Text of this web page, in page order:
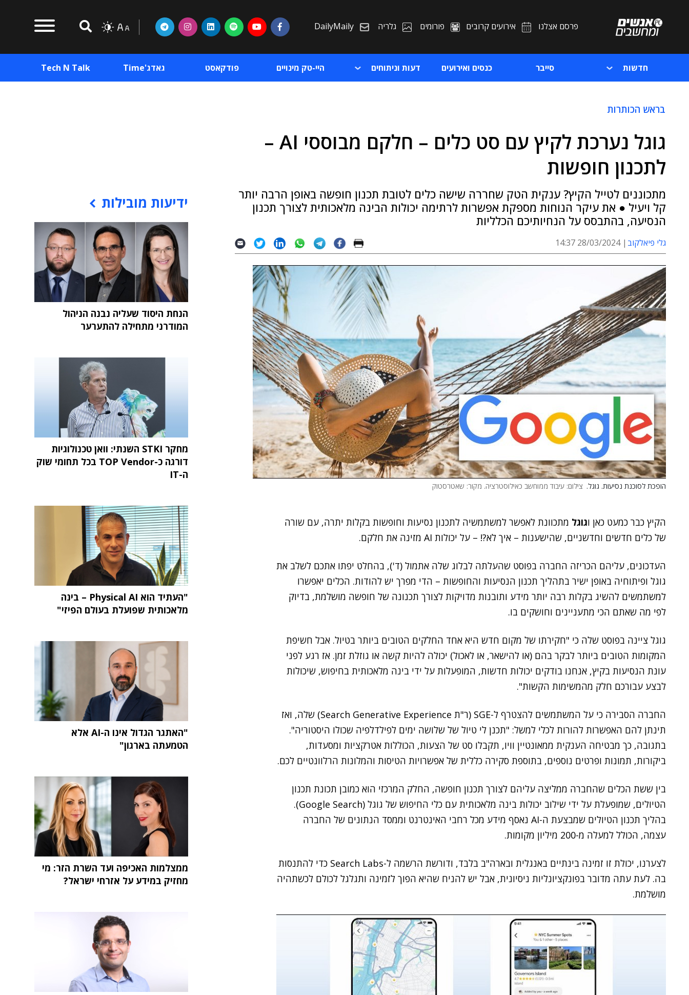
פרסם אצלנו אירועים קרובים פורומים גלריה DailyMaily
חדשות סייבר כנסים ואירועים דעות וניתוחים היי-טק מינויים פודקאסט גאדג'Time Tech N Talk
בראש הכותרות
גוגל נערכת לקיץ עם סט כלים – חלקם מבוססי AI –
לתכנון חופשות
מתכוננים לטייל הקיץ? ענקית הטק שחררה שישה כלים לטובת תכנון חופשה באופן הרבה יותר
קל ויעיל ● את עיקר הנוחות מספקת אפשרות לרתימה יכולות הבינה מלאכותית לצורך תכנון
הנסיעה, בהתבסס על הנחיותיכם הכלליות
גלי פיאלקוב 28/03/2024 14:37
הופכת לסוכנת נסיעות. גוגל. צילום: עיבוד ממוחשב כאילוסטרציה. מקור: שאטרסטוק
הקיץ כבר כמעט כאן וגוגל מתכוונת לאפשר למשתמשיה לתכנון נסיעות וחופשות בקלות יתרה, עם שורה
של כלים חדשים וחדשניים, שהישענות – איך לא?! – על יכולות AI מזינה את חלקם.
העדכונים, עליהם הכריזה החברה בפוסט שהעלתה לבלוג שלה אתמול (ד'), בהחלט יפתו אתכם לשלב את
גוגל ופיתוחיה באופן ישיר בתהליך תכנון הנסיעות והחופשות – הדי מפרך יש להודות. הכלים יאפשרו
למשתמשים להשיג בקלות רבה יותר מידע ותובנות מדויקות לצורך תכנונה של חופשה מושלמת, בדיוק
לפי מה שאתם הכי מתעניינים וחושקים בו.
גוגל ציינה בפוסט שלה כי "חקירתו של מקום חדש היא אחד החלקים הטובים ביותר בטיול. אבל חשיפת
המקומות הטובים ביותר לבקר בהם (או להישאר, או לאכול) יכולה להיות קשה או גוזלת זמן. אז רגע לפני
עונת הנסיעות בקיץ, אנחנו בודקים יכולות חדשות, המופעלות על ידי בינה מלאכותית בחיפוש, שיכולות
לבצע עבורכם חלק מהמשימות הקשות".
החברה הסבירה כי על המשתמשים להצטרף ל-SGE (ר"ת Search Generative Experience) שלה, ואז
תינתן להם האפשרות להורות לכלי למשל: "תכנן לי טיול של שלושה ימים לפילדלפיה שכולו היסטוריה".
בתגובה, כך מבטיחה הענקית ממאונטיין וויו, תקבלו סט של הצעות, הכוללות אטרקציות ומסעדות,
ביקורות, תמונות ופרטים נוספים, בתוספת סקירה כללית של אפשרויות הטיסות והמלונות הרלוונטיים לכם.
בין ששת הכלים שהחברה ממליצה עליהם לצורך תכנון חופשה, החלק המרכזי הוא כמובן תכונת תכנון
הטיולים, שמופעלת על ידי שילוב יכולות בינה מלאכותית עם כלי החיפוש של גוגל (Google Search).
בהליך תכנון הטיולים שמבצעת ה-AI נאסף מידע מכל רחבי האינטרנט וממסד הנתונים של החברה
עצמה, הכולל למעלה מ-200 מיליון מקומות.
לצערנו, יכולת זו זמינה בינתיים באנגלית ובארה"ב בלבד, ודורשת הרשמה ל-Search Labs כדי להתנסות
בה. לעת עתה מדובר בפונקציונליות ניסיונית, אבל יש להניח שהיא הפוך לזמינה ותגלגל לכולם לכשתהיה
מושלמת.
ידיעות מובילות
הנחת היסוד שעליה נבנה הניהול
המודרני מתחילה להתערער
מחקר STKI השנתי: וואן טכנולוגיות
דורגה כ-TOP Vendor בכל תחומי שוק
ה-IT
"העתיד הוא Physical AI – בינה
מלאכותית שפועלת בעולם הפיזי"
"האתגר הגדול אינו ה-AI אלא
הטמעתה בארגון"
ממצלמות האכיפה ועד השרת הזר: מי
מחזיק במידע על אזרחי ישראל?